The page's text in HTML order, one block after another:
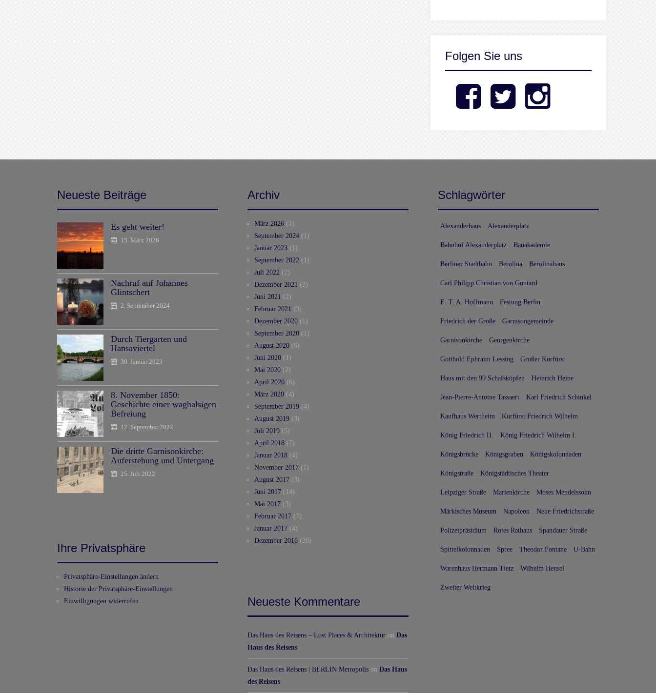
Folgen Sie uns
Facebook Twitter Instagram
Neueste Beiträge
Es geht weiter!
15. März 2026
Nachruf auf Johannes
Glintschert
2. September 2024
Durch Tiergarten und
Hansaviertel
30. Januar 2023
8. November 1850:
Geschichte einer waghalsigen
Befreiung
12. September 2022
Die dritte Garnisonkirche:
Auferstehung und Untergang
25. Juli 2022
Ihre Privatsphäre
Privatsphäre-Einstellungen ändern
Historie der Privatsphäre-Einstellungen
Einwilligungen widerrufen
Archiv
März 2026 (1)
September 2024 (1)
Januar 2023 (1)
September 2022 (1)
Juli 2022 (2)
Dezember 2021 (2)
Juni 2021 (2)
Februar 2021 (3)
Dezember 2020 (1)
September 2020 (1)
August 2020 (6)
Juni 2020 (1)
Mai 2020 (2)
April 2020 (6)
März 2020 (4)
September 2019 (4)
August 2019 (3)
Juli 2019 (5)
April 2018 (7)
Januar 2018 (4)
November 2017 (1)
August 2017 (3)
Juni 2017 (14)
Mai 2017 (3)
Februar 2017 (7)
Januar 2017 (4)
Dezember 2016 (20)
Neueste Kommentare
Das Haus des Reisens – Lost Places & Architektur on Das
Haus des Reisens
Das Haus des Reisens | BERLIN Metropolis on Das Haus
des Reisens
Schlagwörter
Alexanderhaus Alexanderplatz
Bahnhof Alexanderplatz Bauakademie
Berliner Stadtbahn Berolina Berolinahaus
Carl Philipp Christian von Gontard
E. T. A. Hoffmann Festung Berlin
Friedrich der Große Garnisongemeinde
Garnisonkirche Georgenkirche
Gotthold Ephraim Lessing Großer Kurfürst
Haus mit den 99 Schafsköpfen Heinrich Heine
Jean-Pierre-Antoine Tassaert Karl Friedrich Schinkel
Kaufhaus Wertheim Kurfürst Friedrich Wilhelm
König Friedrich II. König Friedrich Wilhelm I.
Königsbrücke Königsgraben Königskolonnaden
Königstraße Königstädtisches Theater
Leipziger Straße Marienkirche Moses Mendelssohn
Märkisches Museum Napoleon Neue Friedrichstraße
Polizeipräsidium Rotes Rathaus Spandauer Straße
Spittelkolonnaden Spree Theodor Fontane U-Bahn
Warenhaus Hermann Tietz Wilhelm Hensel
Zweiter Weltkrieg